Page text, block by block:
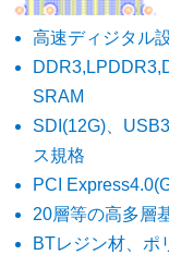
高速ディジタル
SRAM
SDI(12G)、
ス規格
PCI
20層等の高多層
BTレジン材、ポ